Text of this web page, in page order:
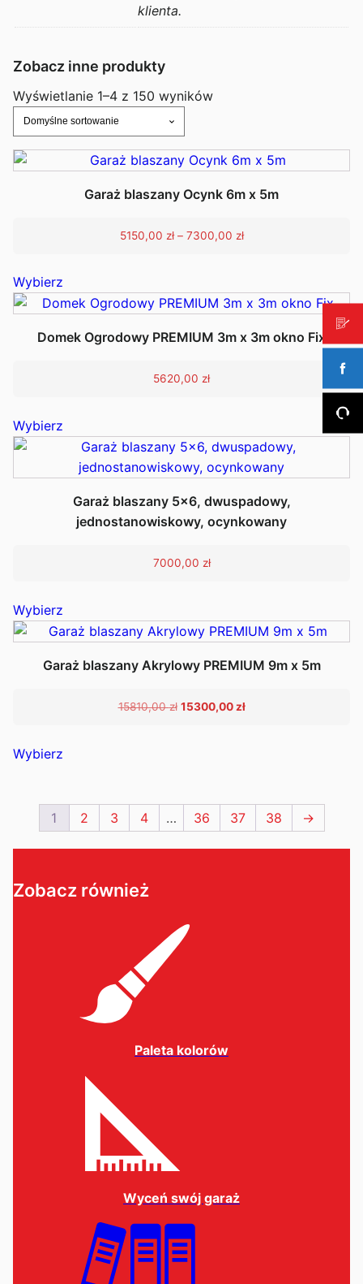
klienta.
Zobacz inne produkty
Wyświetlanie 1–4 z 150 wyników
Garaż blaszany Ocynk 6m x 5m
5150,00 zł – 7300,00 złZakres
do
Wybierzprodukt
ma
wiele
wariantów.
stronie
produktu
Domek Ogrodowy PREMIUM 3m x 3m okno Fix
5620,00 zł
Wybierzprodukt
wiele
wariantów.
Opcje
można
Garaż blaszany 5x6, dwuspadowy,
jednostanowiskowy, ocynkowany
7000,00 zł
Wybierz
Garaż blaszany Akrylowy PREMIUM 9m x 5m
15810,00zł Pierwotna
15300,00 złAktualna
Wybierz
wiele
wariantów.
wybrać
na
1 2 3 4 … 36 37 38 →
Zobacz również
Paleta kolorów
Wyceń swój garaż